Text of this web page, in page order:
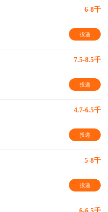
6-8千
投递
7.5-8.5千
投递
4.7-6.5千
投递
5-8千
投递